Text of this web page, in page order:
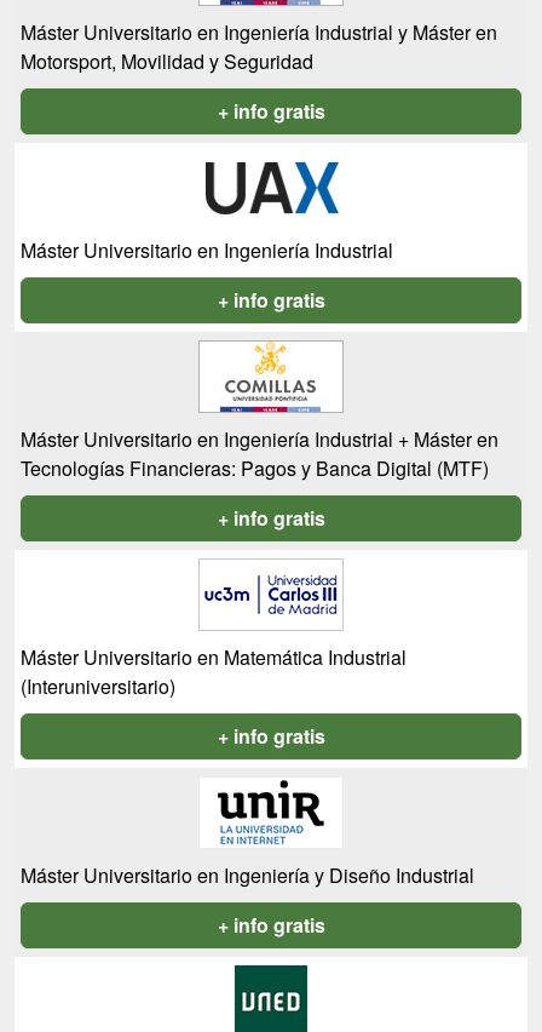
Máster Universitario en Ingeniería Industrial y Máster en
Motorsport, Movilidad y Seguridad
+ info gratis
Máster Universitario en Ingeniería Industrial
+ info gratis
Máster Universitario en Ingeniería Industrial + Máster en
Tecnologías Financieras: Pagos y Banca Digital (MTF)
+ info gratis
Máster Universitario en Matemática Industrial
(Interuniversitario)
+ info gratis
Máster Universitario en Ingeniería y Diseño Industrial
+ info gratis